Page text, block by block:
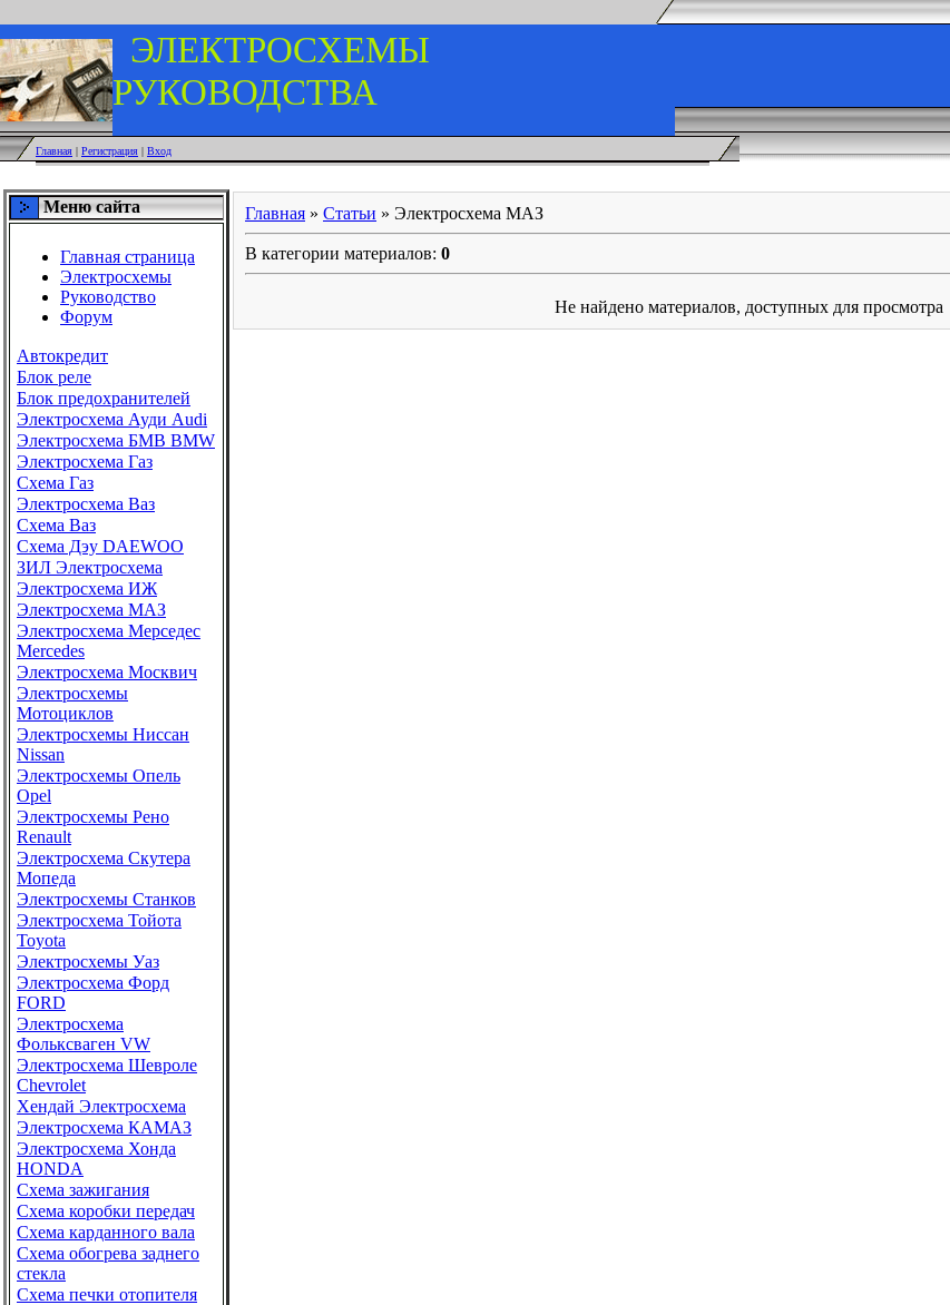
ЭЛЕКТРОСХЕМЫ
РУКОВОДСТВА
Главная | Регистрация | Вход
Меню сайта
Главная страница
Электросхемы
Руководство
Форум
Автокредит
Блок реле
Блок предохранителей
Электросхема Ауди Audi
Электросхема БМВ BMW
Электросхема Газ
Схема Газ
Электросхема Ваз
Схема Ваз
Схема Дэу DAEWOO
ЗИЛ Электросхема
Электросхема ИЖ
Электросхема МАЗ
Электросхема Мерседес
Mercedes
Электросхема Москвич
Электросхемы
Мотоциклов
Электросхемы Ниссан
Nissan
Электросхемы Опель
Opel
Электросхемы Рено
Renault
Электросхема Скутера
Мопеда
Электросхемы Станков
Электросхема Тойота
Toyota
Электросхемы Уаз
Электросхема Форд
FORD
Электросхема
Фольксваген VW
Электросхема Шевроле
Chevrolet
Хендай Электросхема
Электросхема КАМАЗ
Электросхема Хонда
HONDA
Схема зажигания
Схема коробки передач
Схема карданного вала
Схема обогрева заднего
стекла
Схема печки отопителя
Главная » Статьи » Электросхема МАЗ
В категории материалов: 0
Не найдено материалов, доступных для просмотра